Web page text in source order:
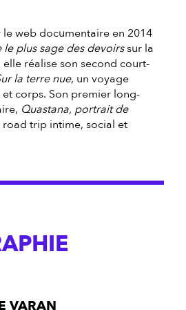
web documentaire en 2014
le plus sage des devoirssur la
elle réalise son second court-
la terre nue, un voyage
corps. Son premier long-
Quastana, portrait de
road trip intime, social et
VARAN